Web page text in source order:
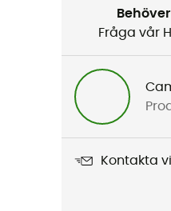
Produktnamn
L.I.M Mimic Vest
Använd teknologi
Fråga vår
Kontakta